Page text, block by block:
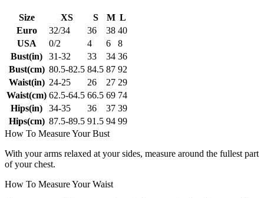
Size XS S M L
Euro
32/34 36 38 40
USA
0/2 4 6
8
Bust(in)
31-32 33 34 36
Bust(cm) 80.5-82.5 84.5 87 92
Waist(in) 24-25 26 27 29
Waist(cm) 62.5-64.5 66.5 69 74
Hips(in)
34-35 36 37 39
Hips(cm) 87.5-89.5 91.5 94 99
How To Measure Your Bust
With your arms relaxed at your sides, measure around the fullest part
of your chest.
How To Measure Your Waist